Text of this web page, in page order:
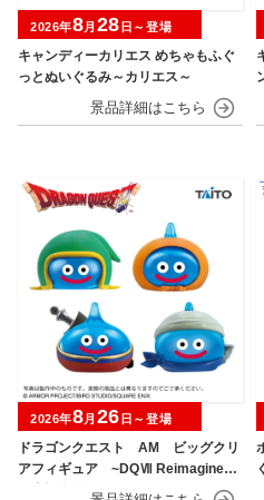
キャンディーカリエス めちゃもふぐ
っとぬいぐるみ～カリエス～
2026年8月 28 日～登場
ドラゴンクエスト AM ビッグクリ
アフィギュア ~DQⅦ Reimagined
発売記念編~
2026年8月 26 日～登場